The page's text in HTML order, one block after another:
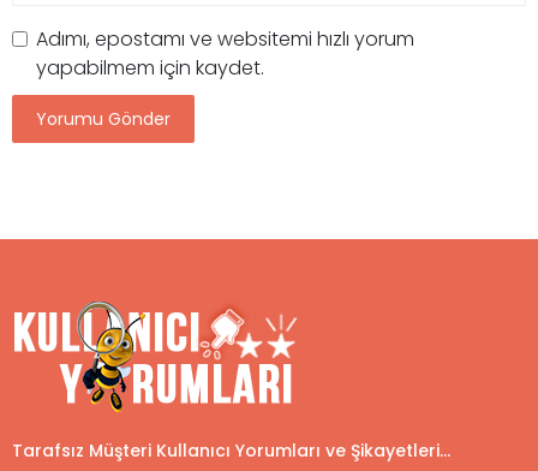
Adımı, epostamı ve websitemi hızlı yorum
yapabilmem için kaydet.
Tarafsız Müşteri Kullanıcı Yorumları ve Şikayetleri...